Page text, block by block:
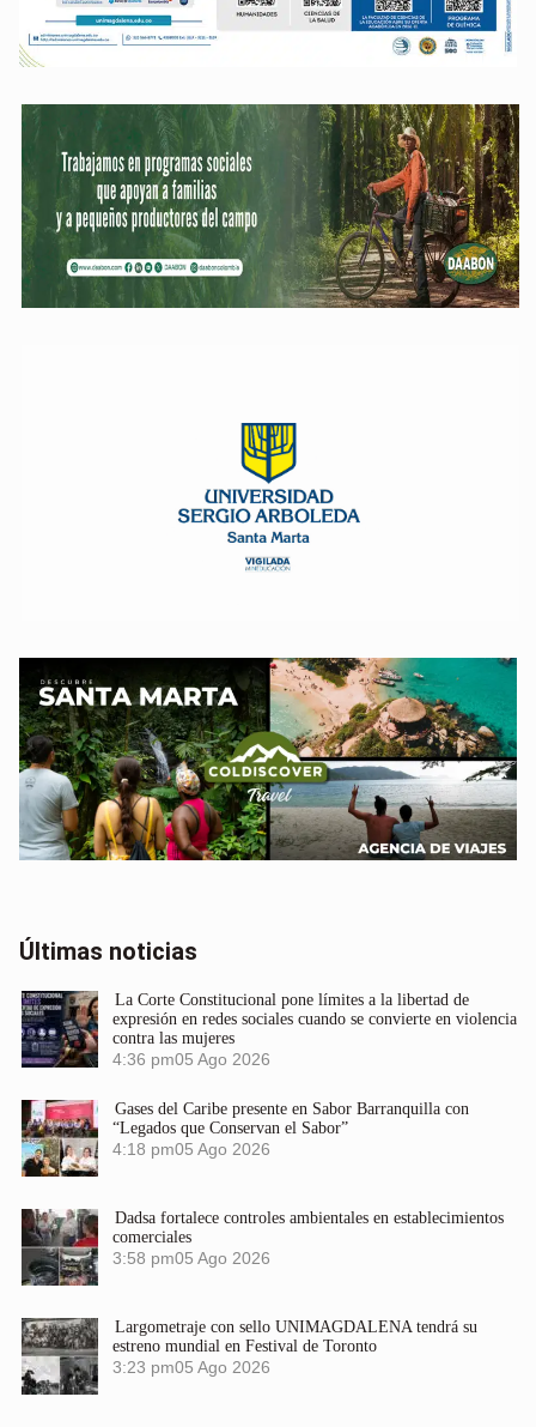
Últimas noticias
La Corte Constitucional pone límites a la libertad de
expresión en redes sociales cuando se convierte en violencia
contra las mujeres
4:36 pm05 Ago 2026
Gases del Caribe presente en Sabor Barranquilla con
“Legados que Conservan el Sabor”
4:18 pm05 Ago 2026
Dadsa fortalece controles ambientales en establecimientos
comerciales
3:58 pm05 Ago 2026
Largometraje con sello UNIMAGDALENA tendrá su
estreno mundial en Festival de Toronto
3:23 pm05 Ago 2026